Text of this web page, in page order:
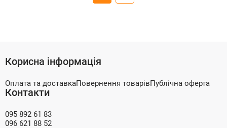
Корисна інформація
Оплата та доставкаПовернення товарівПублічна оферта
Контакти
095 892 61 83
096 621 88 52